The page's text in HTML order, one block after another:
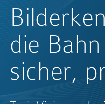
die
sicher,